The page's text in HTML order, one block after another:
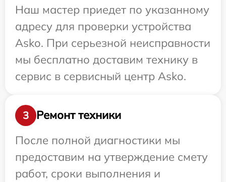
Наш мастер приедет по указанному
адресу для проверки устройства
Asko. При серьезной неисправности
мы бесплатно доставим технику в
сервис в сервисный центр Asko.
3
Ремонт техники
После полной диагностики мы
предоставим на утверждение смету
работ, сроки выполнения и